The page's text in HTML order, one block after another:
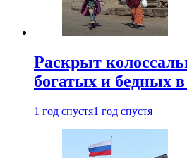
Раскрыт
богатых и бедных
1 год спустя1 год спустя